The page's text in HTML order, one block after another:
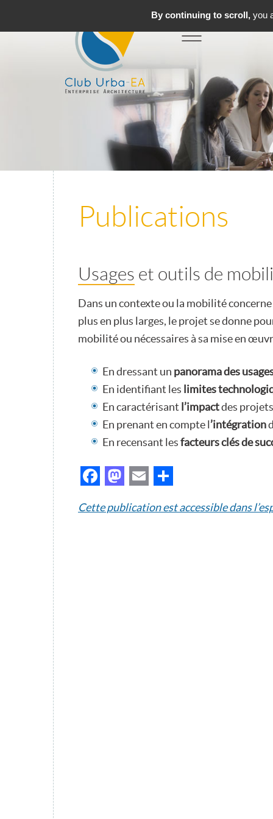
Toggle
navigation
Publications
Usages et outils de
Dans un contexte ou la mobilité
plus en plus larges, le projet se donne
mobilité ou nécessaires à sa mise en
En dressant un panorama des
En identifiant les limites
En caractérisant l’impactdes
En prenant en compte l’intégration
En recensant lesfacteurs clés de
Facebook
Mastodon
Email
Cette publication est accessible dans
By continuing to scroll,you